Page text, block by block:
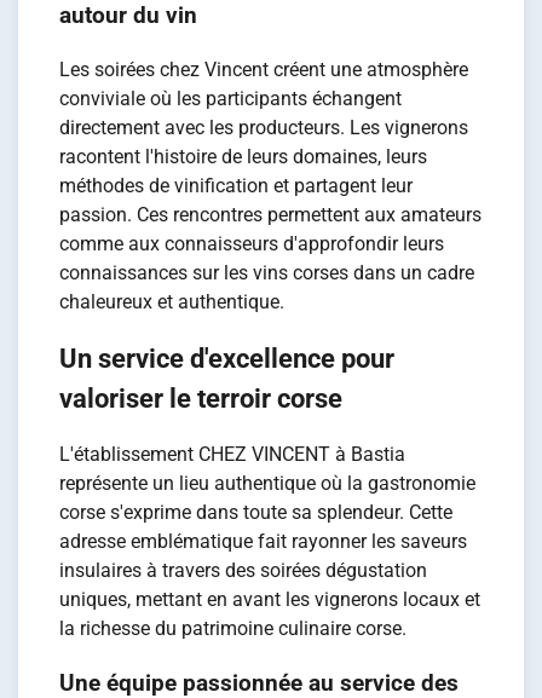
autour du vin
Les soirées chez Vincent créent une atmosphère
conviviale où les participants échangent
directement avec les producteurs. Les vignerons
racontent l'histoire de leurs domaines, leurs
méthodes de vinification et partagent leur
passion. Ces rencontres permettent aux amateurs
comme aux connaisseurs d'approfondir leurs
connaissances sur les vins corses dans un cadre
chaleureux et authentique.
Un service d'excellence pour
valoriser le terroir corse
L'établissement CHEZ VINCENT à Bastia
représente un lieu authentique où la gastronomie
corse s'exprime dans toute sa splendeur. Cette
adresse emblématique fait rayonner les saveurs
insulaires à travers des soirées dégustation
uniques, mettant en avant les vignerons locaux et
la richesse du patrimoine culinaire corse.
Une équipe passionnée au service des